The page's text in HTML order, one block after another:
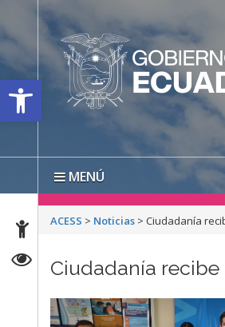
Open toolbar
MENÚ
ACESS > Noticias >Ciudadanía
Ciudadanía